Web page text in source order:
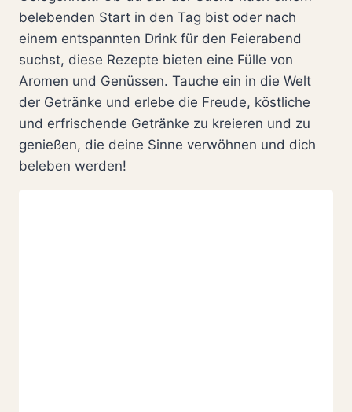
belebenden Start in den Tag bist oder nach
einem entspannten Drink für den Feierabend
suchst, diese Rezepte bieten eine Fülle von
Aromen und Genüssen. Tauche ein in die Welt
der Getränke und erlebe die Freude, köstliche
und erfrischende Getränke zu kreieren und zu
genießen, die deine Sinne verwöhnen und dich
beleben werden!